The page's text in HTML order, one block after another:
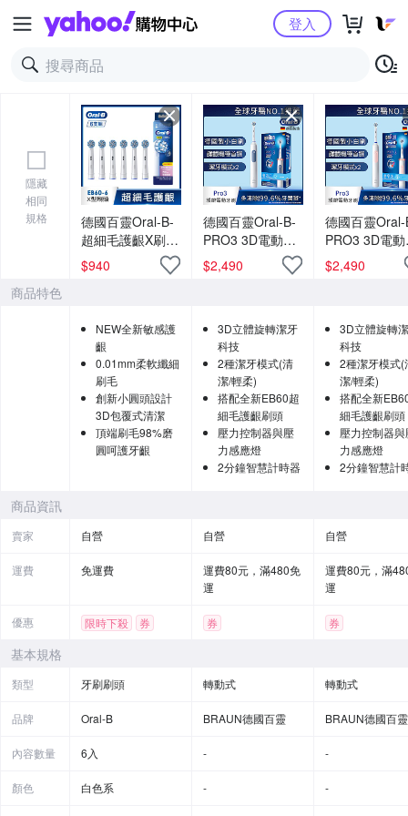
Yahoo購物中心登入
隱藏
相同
規格
德國百靈Oral-B-
超細毛護齦X刷頭
(6入)EB60X-6
$940
德國百靈Oral-B-
PRO3 3D電動牙
刷 (經典藍)
$2,490
德國百靈
PRO3 3D電
刷 (馬卡龍粉)
$2,490
商品特色
NEW全新敏感護
齦
0.01mm柔軟纖細
刷毛
創新小圓頭設計
3D包覆式清潔
頂端刷毛98%磨
圓呵護牙齦
3D立體旋轉潔牙
科技
2種潔牙模式(清
潔/輕柔)
搭配全新EB60超
細毛護齦刷頭
壓力控制器與壓
力感應燈
2分鐘智慧計時器
3D立體旋轉
科技
2種潔牙模式(
潔/輕柔)
搭配全新
細毛護齦刷頭
壓力控制器與
力感應燈
2分鐘智慧計
商品資訊
賣家 自營 自營 自營
運費 免運費
運費80元，滿480免
運
運費80元，滿
運
優惠 限時下殺 券 券 券
基本規格
類型 牙刷刷頭 轉動式 轉動式
品牌 Oral-B BRAUN德國百靈 BRAUN德國百靈
內容數量 6入 - -
顏色 白色系 - -